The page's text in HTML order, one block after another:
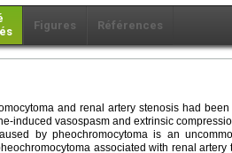
Figures Références
and renal artery stenosis had
induced vasospasm and extrinsic
by pheochromocytoma is an
associated with renal